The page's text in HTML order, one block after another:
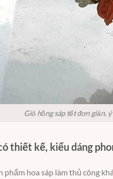
Giỏ hồng sáp tết đơn giản,
thiết kế, kiểu dáng
phẩm hoa sáp làm thủ công